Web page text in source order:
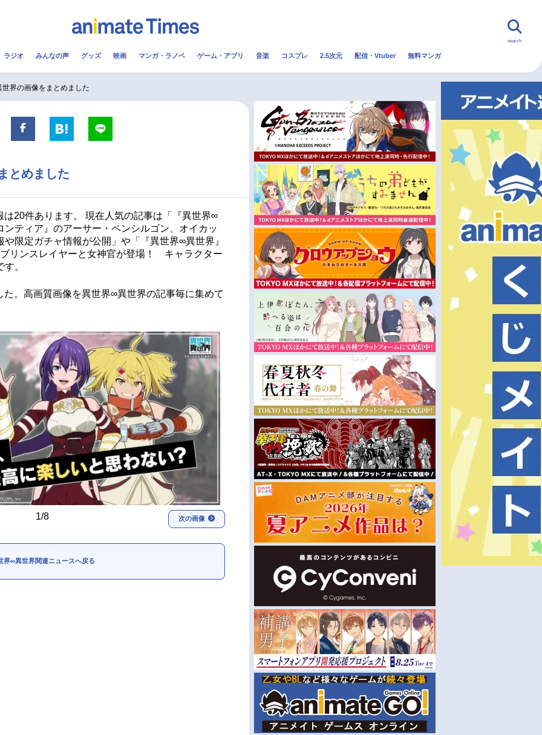
配信・Vtuber トレンド 無料マンガ
実写化映画一覧
男性声優/女性声優一覧
今期アニメ曜日別一覧
夏アニメ
秋アニメ
冬アニメ
FOLLOW US
search
ラジオ みんなの声 グッズ 映画 マンガ・ラノベ ゲーム・アプリ 音楽 コスプレ 2.5次元 配信・Vtuber 無料マンガ
界の画像をまとめました
とめました
20件あります。 現在人気の記事は「『異世界∞
ティア』のアーサー・ペンシルゴン、オイカッ
限定ガチャ情報が公開」や「『異世界∞異世界』
リンスレイヤーと女神官が登場！ キャラクター
。
。高画質画像を異世界∞異世界の記事毎に集めて
1/8 次の画像
界∞異世界関連ニュースへ戻る